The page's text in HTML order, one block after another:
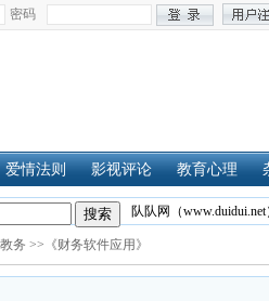
密码
爱情法则 影视评论 教育心理
队队网（
务 >>《财务软件应用》